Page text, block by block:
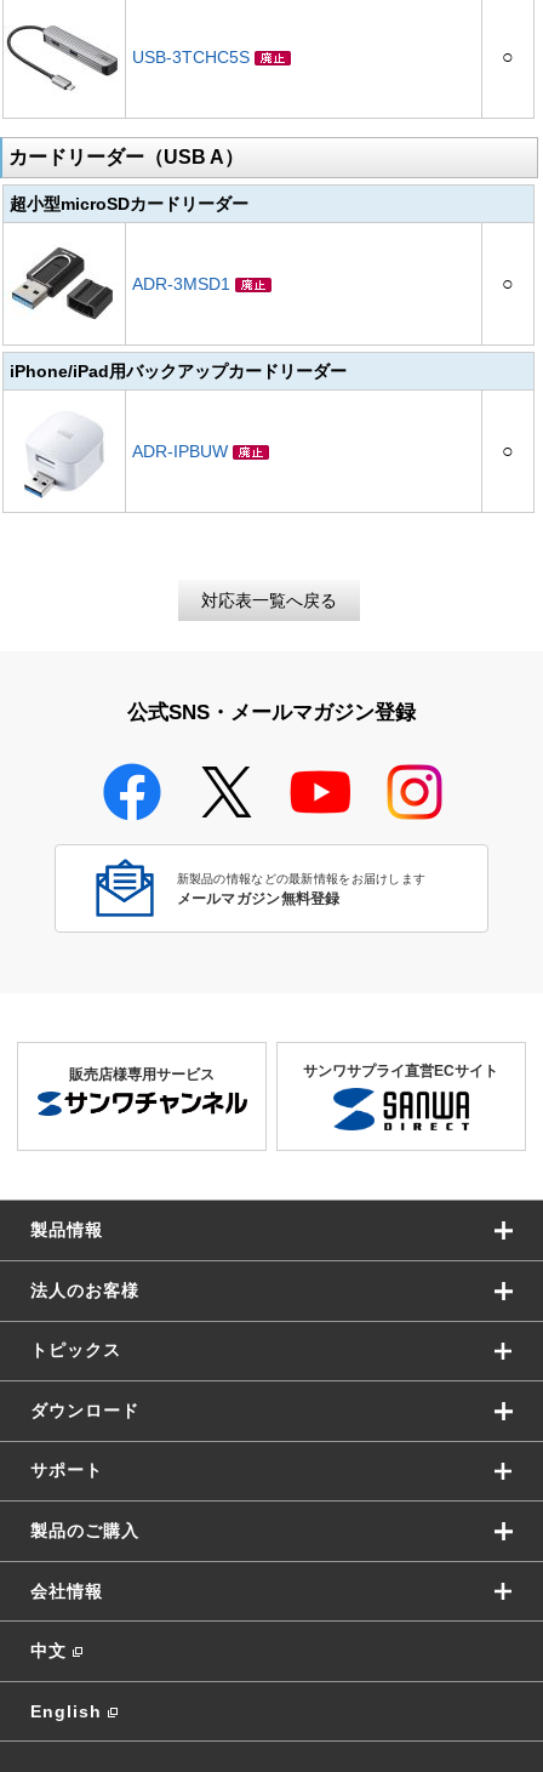
USB-3TCHC5S ○
カードリーダー（USB A）
超小型microSDカードリーダー
ADR-3MSD1 ○
iPhone/iPad用バックアップカードリーダー
ADR-IPBUW ○
対応表一覧へ戻る
公式SNS・メールマガジン登録
新製品の情報などの最新情報をお届けします
メールマガジン無料登録
販売店様専用サービス サンワサプライ直営ECサイト
製品情報
法人のお客様
トピックス
ダウンロード
サポート
製品のご購入
会社情報
中文
English